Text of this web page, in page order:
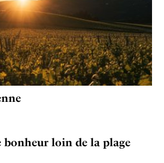
bonheur loin de la plage